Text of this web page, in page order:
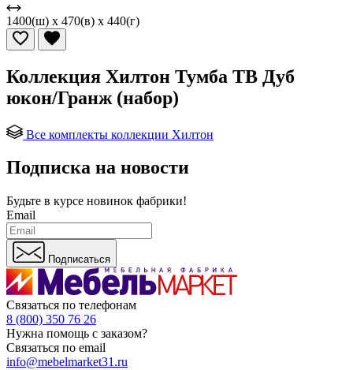
1400(ш) x 470(в) x 440(г)
Коллекция Хилтон Тумба ТВ Дуб
юкон/Гранж (набор)
Все комплекты коллекции Хилтон
Подписка на новости
Будьте в курсе новинок фабрики!
Email
Подписаться
Связаться по телефонам
8 (800) 350 76 26
Нужна помощь с заказом?
Связаться по email
info@mebelmarket31.ru